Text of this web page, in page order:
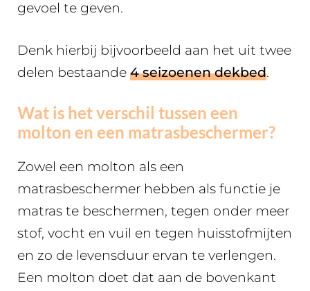
gevoel te geven.
Denk hierbij bijvoorbeeld aan het uit twee
delen bestaande 4 seizoenen dekbed.
Wat is het verschil tussen een
molton en een matrasbeschermer?
Zowel een molton als een
matrasbeschermer hebben als functie je
matras te beschermen, tegen onder meer
stof, vocht en vuil en tegen huisstofmijten
en zo de levensduur ervan te verlengen.
Een molton doet dat aan de bovenkant